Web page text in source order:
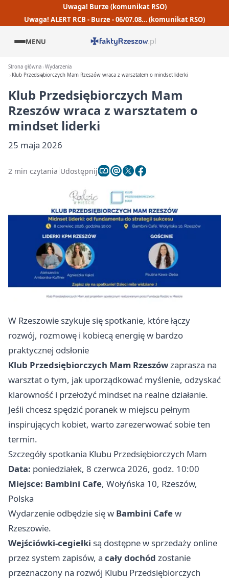
Uwaga! Burze (komunikat RSO)
Uwaga! ALERT RCB - Burze - 06/07.08… (komunikat RSO)
MENU
Strona główna Wydarzenia
Klub Przedsiębiorczych Mam Rzeszów wraca z warsztatem o mindset liderki
Klub Przedsiębiorczych Mam
Rzeszów wraca z warsztatem o
mindset liderki
25 maja 2026
2 min czytania Udostępnij
W Rzeszowie szykuje się spotkanie, które łączy
rozwój, rozmowę i kobiecą energię w bardzo
praktycznej odsłonie
Klub Przedsiębiorczych Mam Rzeszówzaprasza na
warsztat o tym, jak uporządkować myślenie, odzyskać
klarowność i przełożyć mindset na realne działanie.
Jeśli chcesz spędzić poranek w miejscu pełnym
inspirujących kobiet, warto zarezerwować sobie ten
termin.
Szczegóły spotkania Klubu Przedsiębiorczych Mam
Data: poniedziałek, 8 czerwca 2026, godz. 10:00
Miejsce: Bambini Cafe, Wołyńska 10, Rzeszów,
Polska
Wydarzenie odbędzie się w Bambini Cafew
Rzeszowie.
Wejściówki-cegiełki są dostępne w sprzedaży online
przez system zapisów, a cały dochód zostanie
przeznaczony na rozwój Klubu Przedsiębiorczych